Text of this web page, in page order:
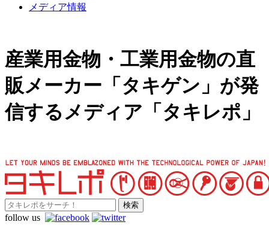
メディア情報
産業用金物・工業用金物の直
販メーカー「タキゲン」が発
信するメディア「タキレポ」
follow us